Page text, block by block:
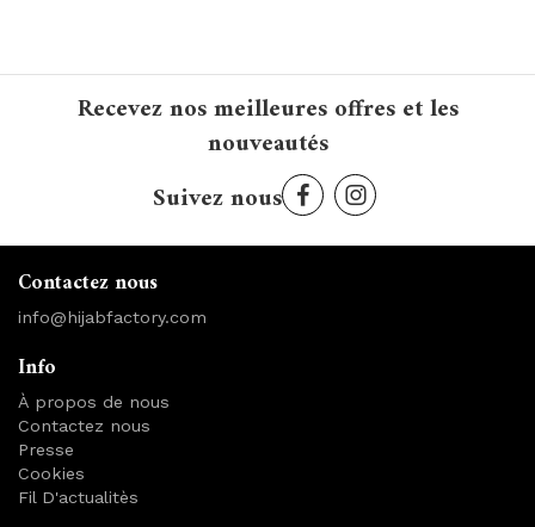
Recevez nos meilleures offres et les
nouveautés
Suivez nous
Contactez nous
info@hijabfactory.com
Info
À propos de nous
Contactez nous
Presse
Cookies
Fil D'actualitès